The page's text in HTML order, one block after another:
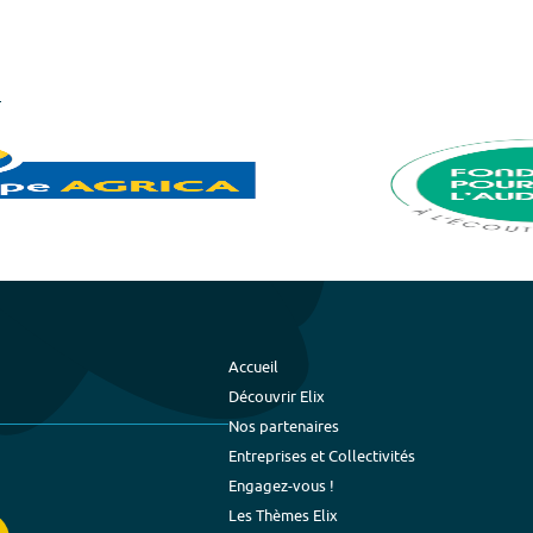
Accueil
Découvrir Elix
Nos partenaires
Entreprises et Collectivités
Engagez-vous !
Les Thèmes Elix